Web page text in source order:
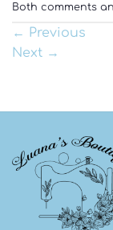
Both comments
← Previous
Next →